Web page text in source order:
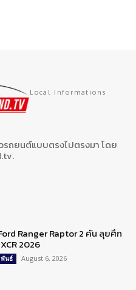
Local Informations
วรถยนต์แบบตรงไปตรงมา โดย
Ranger Raptor 2 คัน ลุยศึก
2026
พันธ์ August 6, 2026